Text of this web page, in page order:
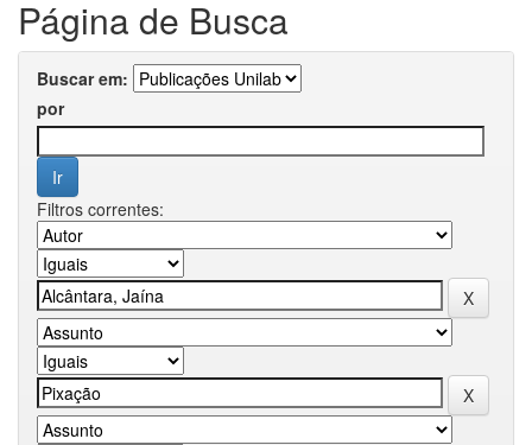
Página de Busca
Buscar em:
por
Filtros correntes: